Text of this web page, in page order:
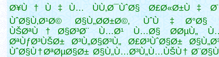
Ø¥Ù†Ù‡Ù… ÙÙ‚Ø¯ÙˆØ§ Ø£Ø«Ø±Ù‡
ÙˆØ§Ù‚Ø¹Ø© Ø§Ù„Ø­Ø±Ø©, ÙˆÙ‡Ø°Ø§
ÙŠØªÙ†Ø§Ø³Ø¨ Ù…Ø¹ Ù…Ø§ Ø­ØµÙ„
ØªÙƒØ³ÙŠØ± Ø³Ù„Ø§Ø³Ù„ Ø£Ø³ÙˆØ§Ø±
ÙˆØ§Ù†ØªØµØ§Ø± Ø§Ù„Ù…Ø³Ù„Ù…ÙŠÙ†